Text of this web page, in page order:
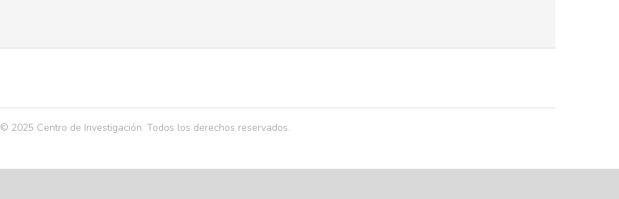
© 2025 Centro de Investigación. Todos los derechos reservados.